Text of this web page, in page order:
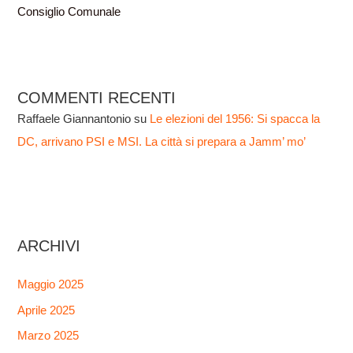
Consiglio Comunale
COMMENTI RECENTI
Raffaele Giannantonio su Le elezioni del 1956: Si spacca la
DC, arrivano PSI e MSI. La città si prepara a Jamm’ mo’
ARCHIVI
Maggio 2025
Aprile 2025
Marzo 2025